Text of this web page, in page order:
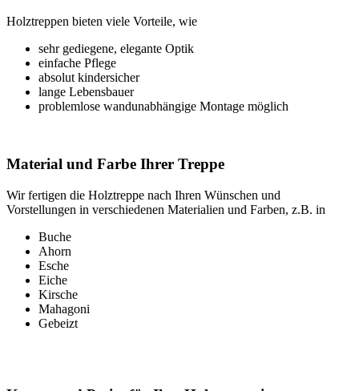
Holztreppen bieten viele Vorteile, wie
sehr gediegene, elegante Optik
einfache Pflege
absolut kindersicher
lange Lebensbauer
problemlose wandunabhängige Montage möglich
Material und Farbe Ihrer Treppe
Wir fertigen die Holztreppe nach Ihren Wünschen und
Vorstellungen in verschiedenen Materialien und Farben, z.B. in
Buche
Ahorn
Esche
Eiche
Kirsche
Mahagoni
Gebeizt